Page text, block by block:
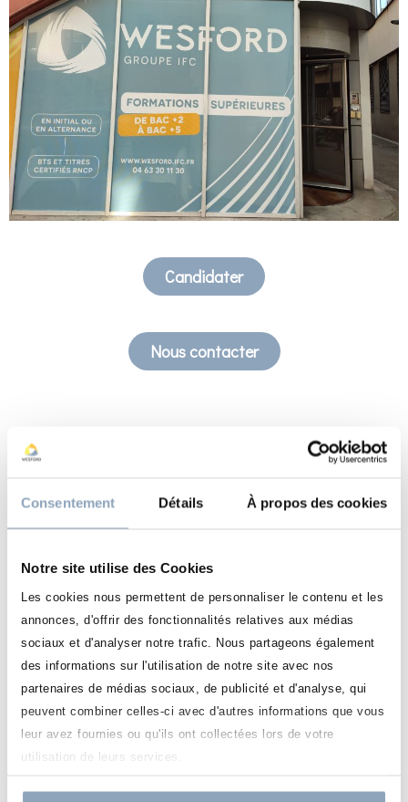
Consentement Détails À propos des cookies
Notre site utilise des Cookies
Les cookies nous permettent de personnaliser le contenu et les
annonces, d'offrir des fonctionnalités relatives aux médias
sociaux et d'analyser notre trafic. Nous partageons également
des informations sur l'utilisation de notre site avec nos
partenaires de médias sociaux, de publicité et d'analyse, qui
peuvent combiner celles-ci avec d'autres informations que vous
leur avez fournies ou qu'ils ont collectées lors de votre
utilisation de leurs services.
Candidater
Nous contacter